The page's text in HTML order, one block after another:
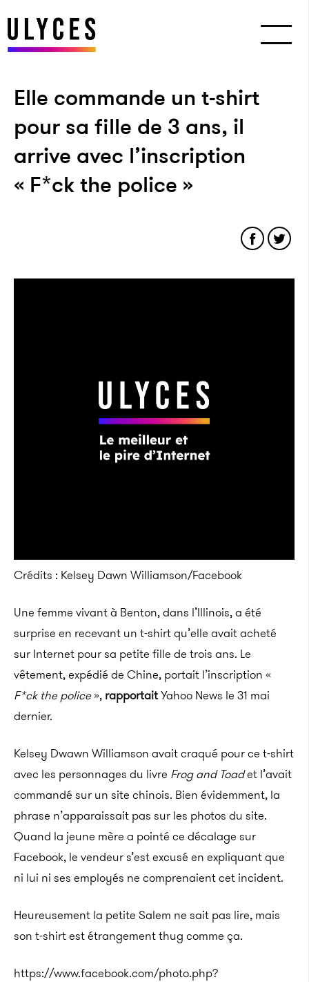
Elle commande un t-shirt
pour sa fille de 3 ans, il
arrive avec l’inscription
« F*ck the police »
Crédits : Kelsey Dawn Williamson/Facebook
Une femme vivant à Benton, dans l’Illinois, a été
surprise en recevant un t-shirt qu’elle avait acheté
sur Internet pour sa petite fille de trois ans. Le
vêtement, expédié de Chine, portait l’inscription «
F*ck the police», rapportaitYahoo News le 31 mai
dernier.
Kelsey Dwawn Williamson avait craqué pour ce t-shirt
avec les personnages du livre Frog and Toadet l’avait
commandé sur un site chinois. Bien évidemment, la
phrase n’apparaissait pas sur les photos du site.
Quand la jeune mère a pointé ce décalage sur
Facebook, le vendeur s’est excusé en expliquant que
ni lui ni ses employés ne comprenaient cet incident.
Heureusement la petite Salem ne sait pas lire, mais
son t-shirt est étrangement thug comme ça.
https://www.facebook.com/photo.php?